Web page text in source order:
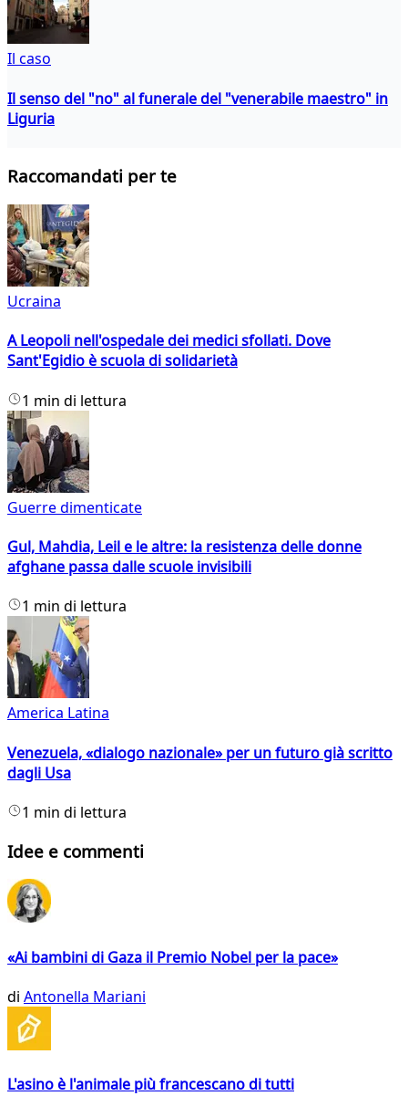
Il caso
Il senso del "no" al funerale del "venerabile maestro" in
Liguria
Raccomandati per te
Ucraina
A Leopoli nell'ospedale dei medici sfollati. Dove
Sant'Egidio è scuola di solidarietà
1 min di lettura
Guerre dimenticate
Gul, Mahdia, Leil e le altre: la resistenza delle donne
afghane passa dalle scuole invisibili
1 min di lettura
America Latina
Venezuela, «dialogo nazionale» per un futuro già scritto
dagli Usa
1 min di lettura
Idee e commenti
«Ai bambini di Gaza il Premio Nobel per la pace»
di Antonella Mariani
L'asino è l'animale più francescano di tutti